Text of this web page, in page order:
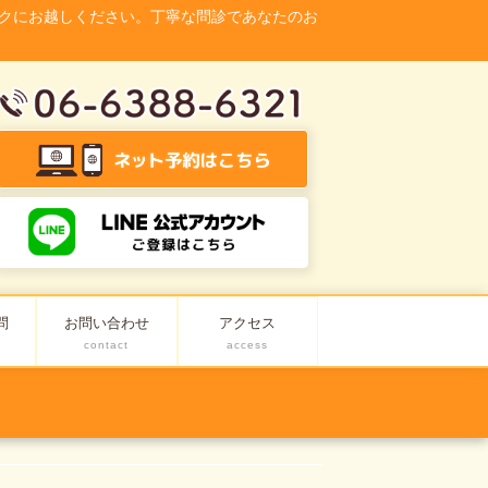
にお越しください。丁寧な問診であなたのお
お問い合わせ
contact
アクセス
access